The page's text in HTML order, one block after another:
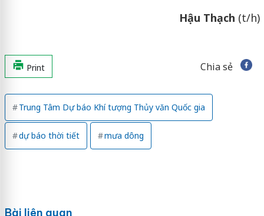
Hậu Thạch (t/h)
Print Chia sẻ
Trung Tâm Dự báo Khí tượng Thủy văn Quốc gia
dự báo thời tiết mưa dông
Bài liên quan